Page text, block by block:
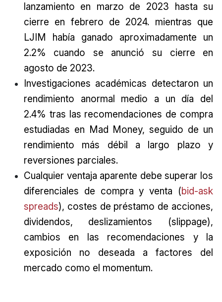
lanzamiento en marzo de 2023 hasta su
cierre en febrero de 2024. mientras que
LJIM había ganado aproximadamente un
2.2% cuando se anunció su cierre en
agosto de 2023.
Investigaciones académicas detectaron un
rendimiento anormal medio a un día del
2.4% tras las recomendaciones de compra
estudiadas en Mad Money, seguido de un
rendimiento más débil a largo plazo y
reversiones parciales.
Cualquier ventaja aparente debe superar los
diferenciales de compra y venta (bid-ask
spreads), costes de préstamo de acciones,
dividendos, deslizamientos (slippage),
cambios en las recomendaciones y la
exposición no deseada a factores del
mercado como el momentum.